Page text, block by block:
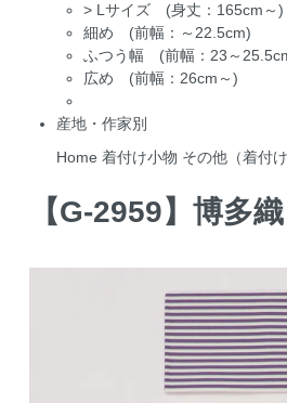
> Lサイズ (身丈：165cm～)
細め (前幅：～22.5cm)
ふつう幅 (前幅：23～
広め (前幅：26cm～)
産地・作家別
Home 着付け小物 その他（着付け
【G-2959】博多